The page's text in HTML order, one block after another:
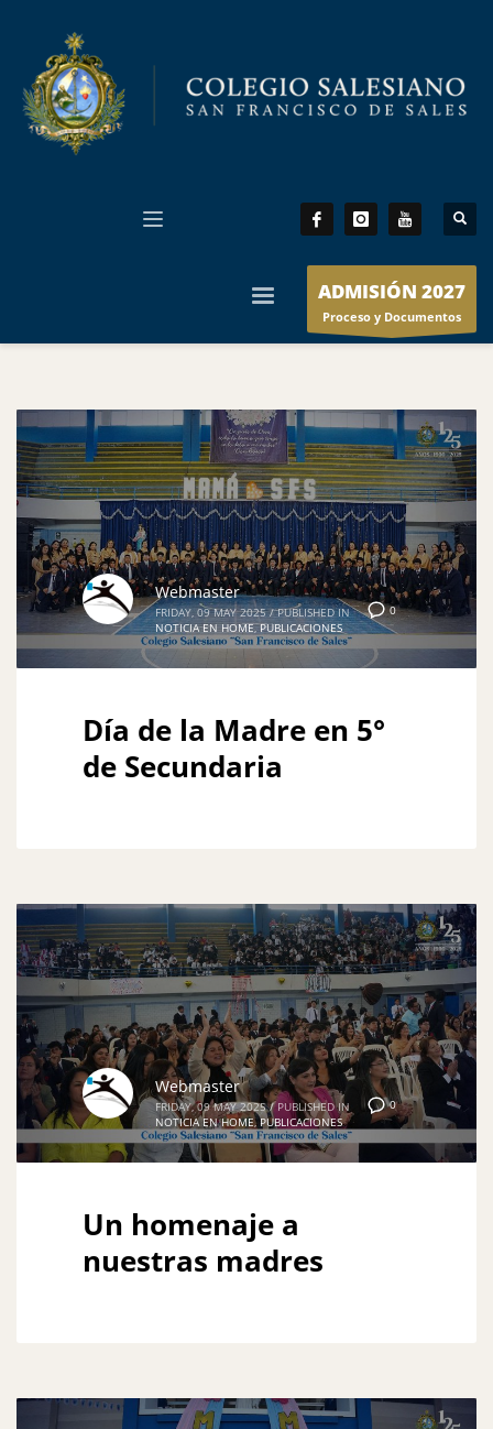
ADMISIÓN 2027
Proceso y Documentos
0
Webmaster
FRIDAY, 09 MAY 2025 / PUBLISHED IN
NOTICIA EN HOME,PUBLICACIONES
Día de la Madre en 5°
de Secundaria
0
Webmaster
FRIDAY, 09 MAY 2025 / PUBLISHED IN
NOTICIA EN HOME,PUBLICACIONES
Un homenaje a
nuestras madres